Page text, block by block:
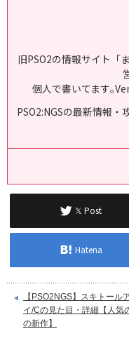
旧PSO2の情報サイト「
個人で書いてます｡
PSO2:NGSの最新情報・
𝕏 Post
Hatena
【PSO2NGS】スキトール
イ/Cの見た目・詳細【人気
の新作】